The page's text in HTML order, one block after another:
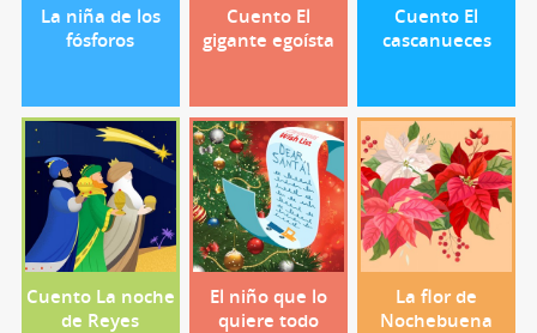
La niña de los
fósforos
Cuento El
gigante egoísta
Cuento El
cascanueces
Cuento La noche
de Reyes
El niño que lo
quiere todo
La flor de
Nochebuena